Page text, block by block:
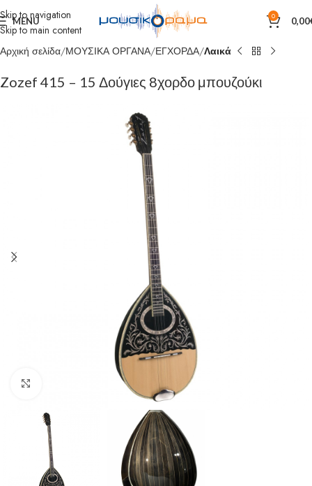
Skip to navigation
Skip to main content
MENU 0 0,00
Αρχική σελίδα ΜΟΥΣΙΚΑ ΟΡΓΑΝΑ ΕΓΧΟΡΔΑ Λαικά
Zozef 415 – 15 Δούγιες 8χορδο μπουζούκι